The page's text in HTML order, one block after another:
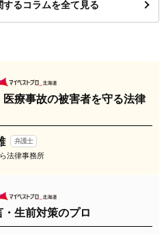
するコラムを全て見る
医療事故の被害者を守る法律
弁護士
法律事務所
生前対策のプロ